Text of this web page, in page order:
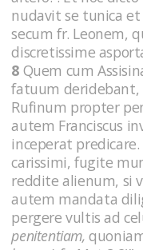
nudavit se tunica
secum fr. Leonem,
discretissime
8 Quem cum
fatuum
Rufinum propter
autem Franciscus
inceperat predicare.
carissimi, fugite
reddite alienum, si
autem mandata
pergere vultis ad
penitentiam,